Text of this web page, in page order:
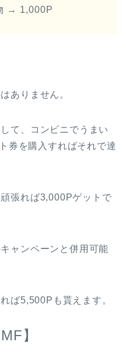
→ 1,000P
ありません。
て、コンビニでうまい
券を購入すればそれで達
張れば3,000Pゲットで
ャンペーンと併用可能
ば5,500Pも貰えます。
】